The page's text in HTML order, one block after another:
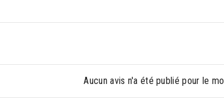
Aucun avis n'a été publié pour le